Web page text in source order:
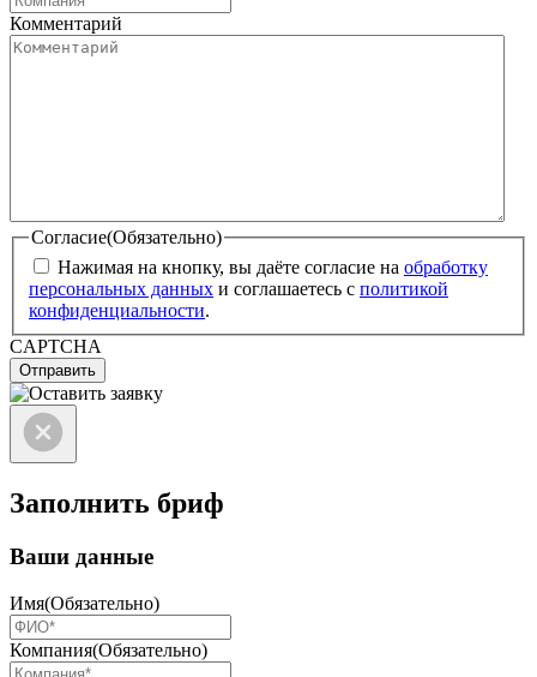
Комментарий
Согласие(Обязательно)
Нажимая на кнопку, вы даёте согласие на обработку
персональных данных и соглашаетесь с политикой
конфиденциальности.
CAPTCHA
Отправить
Заполнить бриф
Ваши данные
Имя(Обязательно)
Компания(Обязательно)